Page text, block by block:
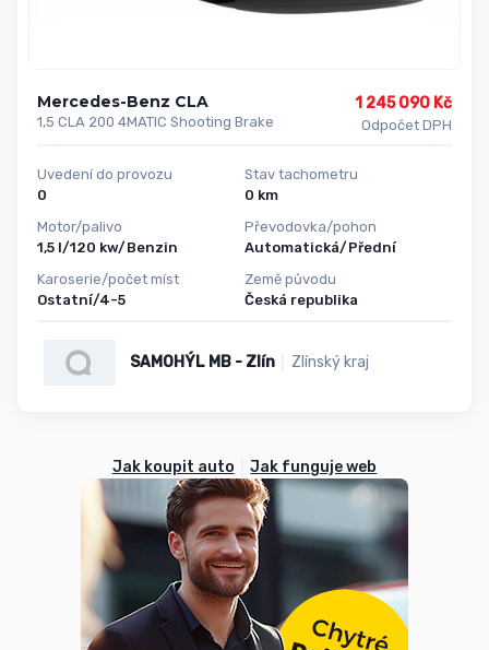
Mercedes-Benz CLA
1,5 CLA 200 4MATIC Shooting Brake
1 245 090 Kč
Odpočet DPH
Uvedení do provozu
0
Motor/palivo
1,5 l/120 kw/Benzin
Karoserie/počet míst
Ostatní/4-5
Stav tachometru
0 km
Převodovka/pohon
Automatická/Přední
Země původu
Česká republika
SAMOHÝL MB - Zlín Zlínský kraj
Jak koupit auto Jak funguje web